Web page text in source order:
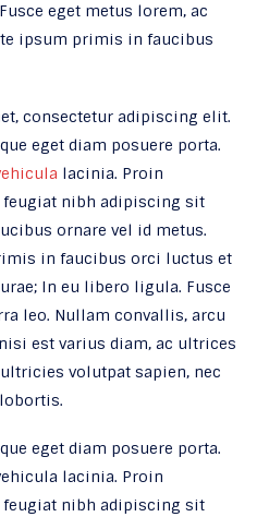
eget metus lorem, ac
ipsum primis in faucibus
consectetur adipiscing elit.
eget diam posuere porta.
lacinia. Proin
nibh adipiscing sit
ornare vel id metus.
in faucibus orci luctus et
In eu libero ligula. Fusce
leo. Nullam convallis, arcu
est varius diam, ac ultrices
volutpat sapien, nec
eget diam posuere porta.
lacinia. Proin
nibh adipiscing sit